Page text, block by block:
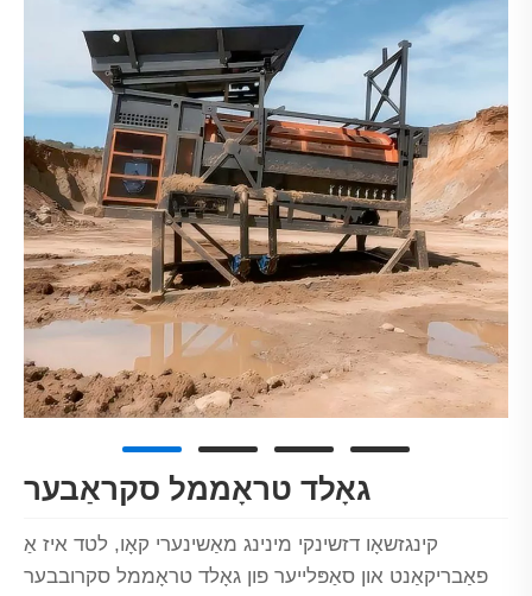
גאָלד טראָממל סקראַבער
קינגזשאָו דזשינקי מינינג מאַשינערי קאָו, לטד איז אַ
פאַבריקאַנט און סאַפּלייער פון גאָלד טראָממל סקרובבער